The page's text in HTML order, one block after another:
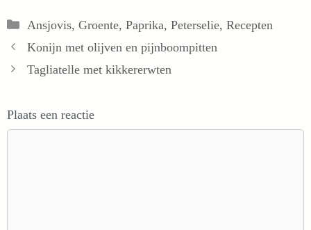
Categorieën
Ansjovis, Groente, Paprika, Peterselie, Recepten
Konijn met olijven en pijnboompitten
Tagliatelle met kikkererwten
Plaats een reactie